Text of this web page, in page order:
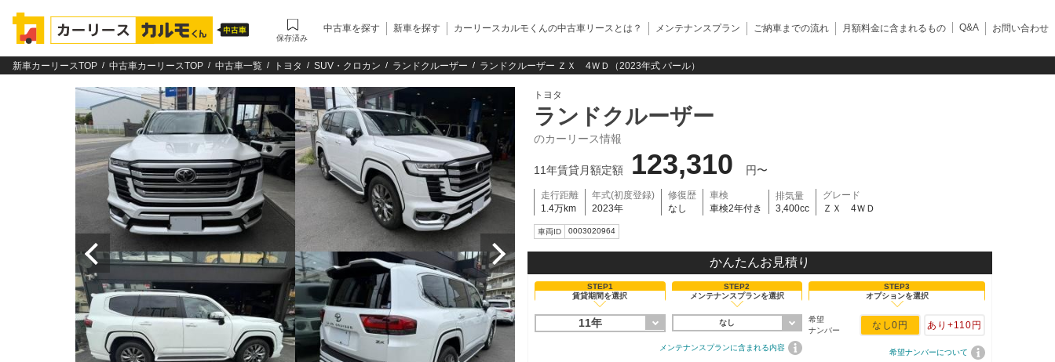
保存済み
中古車を探す 新車を探す カーリースカルモくんの中古車リースとは？ メンテナンスプラン ご納車までの流れ 月額料金に含まれるもの Q&A お問い合わせ
新車カーリースTOP 中古車カーリースTOP 中古車一覧 トヨタ SUV・クロカン ランドクルーザー ランドクルーザー ＺＸ 4ＷＤ（2023年式 パール）
トヨタ
ランドクルーザー
のカーリース情報
11年賃貸月額定額 123,310 円〜
走行距離
1.4万km
年式(初度登録)
2023年
修復歴
なし
車検
車検2年付き
排気量
3,400cc
グレード
ＺＸ 4ＷＤ
車両ID 0003020964
かんたんお見積り
STEP1
賃貸期間を選択
11年
STEP2
メンテナンスプランを選択
なし
メンテナンスプランに含まれる内容
STEP3
オプションを選択
希望
ナンバー
なし0円 あり +110円
希望ナンバーについて